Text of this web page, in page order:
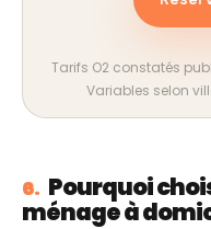
Tarifs O2 constatés
Variables selon
6. Pourquoi
ménage à